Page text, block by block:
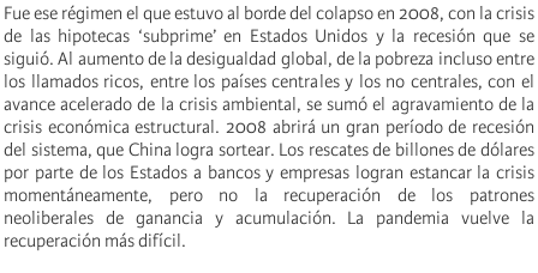
Fue ese régimen el que estuvo al borde del colapso en 2008, con la crisis
de las hipotecas ‘subprime’ en Estados Unidos y la recesión que se
siguió. Al aumento de la desigualdad global, de la pobreza incluso entre
los llamados ricos, entre los países centrales y los no centrales, con el
avance acelerado de la crisis ambiental, se sumó el agravamiento de la
crisis económica estructural. 2008 abrirá un gran período de recesión
del sistema, que China logra sortear. Los rescates de billones de dólares
por parte de los Estados a bancos y empresas logran estancar la crisis
momentáneamente, pero no la recuperación de los patrones
neoliberales de ganancia y acumulación. La pandemia vuelve la
recuperación más difícil.